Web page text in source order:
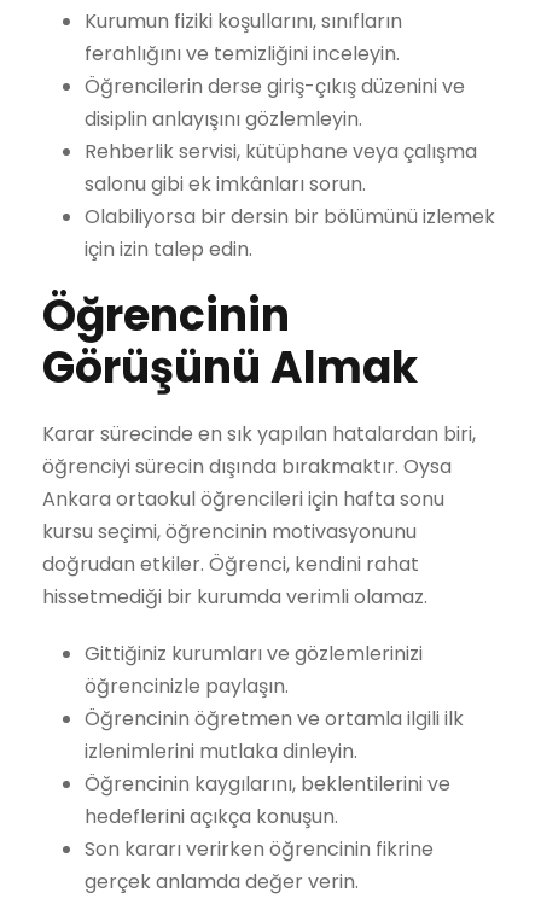
Kurumun fiziki koşullarını, sınıfların
ferahlığını ve temizliğini inceleyin.
Öğrencilerin derse giriş-çıkış düzenini ve
disiplin anlayışını gözlemleyin.
Rehberlik servisi, kütüphane veya çalışma
salonu gibi ek imkânları sorun.
Olabiliyorsa bir dersin bir bölümünü izlemek
için izin talep edin.
Öğrencinin
Görüşünü Almak
Karar sürecinde en sık yapılan hatalardan biri,
öğrenciyi sürecin dışında bırakmaktır. Oysa
Ankara ortaokul öğrencileri için hafta sonu
kursu seçimi, öğrencinin motivasyonunu
doğrudan etkiler. Öğrenci, kendini rahat
hissetmediği bir kurumda verimli olamaz.
Gittiğiniz kurumları ve gözlemlerinizi
öğrencinizle paylaşın.
Öğrencinin öğretmen ve ortamla ilgili ilk
izlenimlerini mutlaka dinleyin.
Öğrencinin kaygılarını, beklentilerini ve
hedeflerini açıkça konuşun.
Son kararı verirken öğrencinin fikrine
gerçek anlamda değer verin.